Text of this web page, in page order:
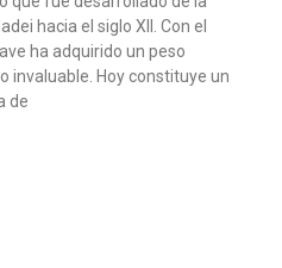
hacia el siglo XII. Con el
ha adquirido un peso
invaluable. Hoy constituye un
de